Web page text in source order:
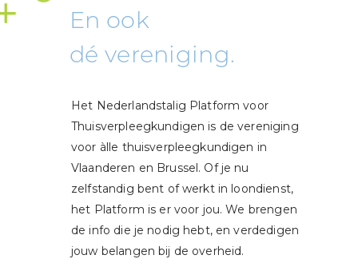
En ook
dé vereniging.
Het Nederlandstalig Platform voor
Thuisverpleegkundigen is de vereniging
voor àlle thuisverpleegkundigen in
Vlaanderen en Brussel. Of je nu
zelfstandig bent of werkt in loondienst,
het Platform is er voor jou. We brengen
de info die je nodig hebt, en verdedigen
jouw belangen bij de overheid.